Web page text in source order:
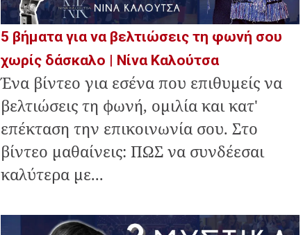
5 βήματα για να βελτιώσεις τη φωνή σου
χωρίς δάσκαλο | Νίνα Καλούτσα
Ένα βίντεο για εσένα που επιθυμείς να
βελτιώσεις τη φωνή, ομιλία και κατ'
επέκταση την επικοινωνία σου. Στο
βίντεο μαθαίνεις: ΠΩΣ να συνδέεσαι
καλύτερα με...